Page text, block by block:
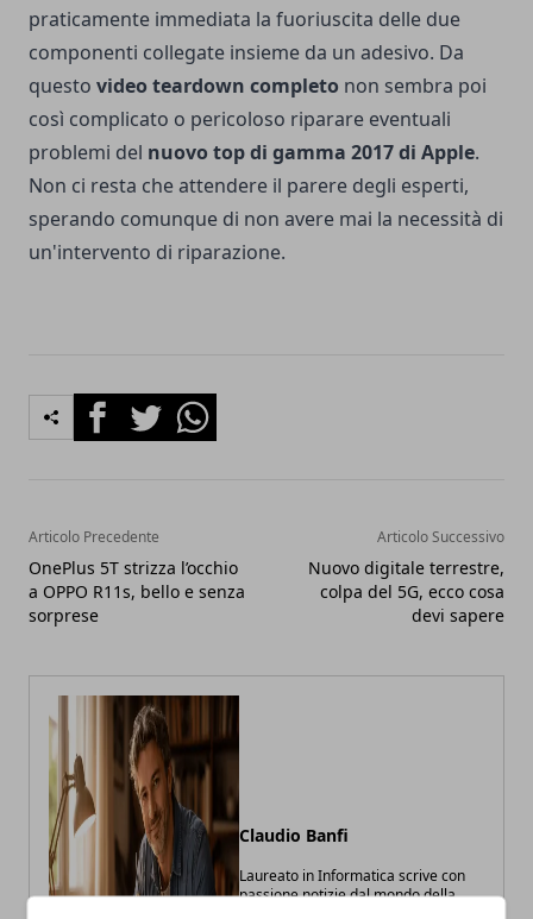
praticamente immediata la fuoriuscita delle due
componenti collegate insieme da un adesivo. Da
questo video teardown completo non sembra poi
così complicato o pericoloso riparare eventuali
problemi del nuovo top di gamma 2017 di Apple.
Non ci resta che attendere il parere degli esperti,
sperando comunque di non avere mai la necessità di
un'intervento di riparazione.
FacebookTwitterWhatsapp
Articolo Precedente
OnePlus 5T strizza l’occhio
a OPPO R11s, bello e senza
sorprese
Articolo Successivo
Nuovo digitale terrestre,
colpa del 5G, ecco cosa
devi sapere
Claudio Banfi
Laureato in Informatica scrive con
passione notizie dal mondo della